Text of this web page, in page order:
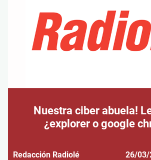
Nuestra ciber abuela!
¿explorer o google
Redacción Radiolé 26/03/